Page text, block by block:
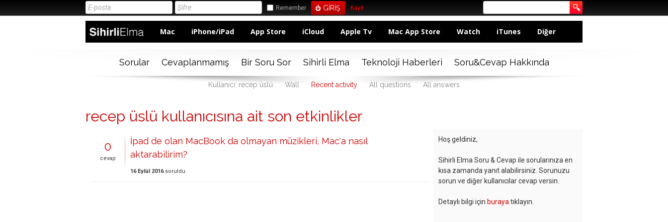
Remember Kayıt
Mac iPhone/iPad App Store iCloud Apple Tv Mac App Store Watch iTunes Diğer
Sorular Cevaplanmamış Bir Soru Sor Sihirli Elma Teknoloji Haberleri Soru&Cevap Hakkında
Kullanıcı: recep üslü Wall Recent activity All questions All answers
recep üslü kullanıcısına ait son etkinlikler
0
cevap
İpad de olan MacBook da olmayan müzikleri, Mac'a nasıl
aktarabilirim?
16 Eylül 2016 soruldu
Hoş geldiniz,
Sihirli Elma Soru & Cevap ile sorularınıza en
kısa zamanda yanıt alabilirsiniz. Sorunuzu
sorun ve diğer kullanıcılar cevap versin.
Detaylı bilgi için buraya tıklayın.